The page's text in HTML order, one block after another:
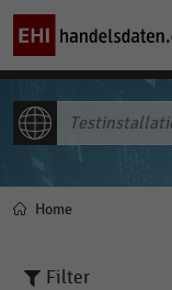
Home
Filter